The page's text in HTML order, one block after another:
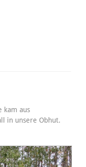
kam aus
in unsere Obhut.